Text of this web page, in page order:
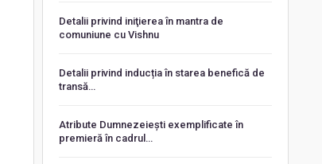
Detalii privind iniţierea în mantra de
comuniune cu Vishnu
Detalii privind inducția în starea benefică de
transă…
Atribute Dumnezeiești exemplificate în
premieră în cadrul…